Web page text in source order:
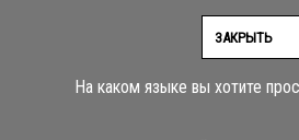
На каком языке вы хотите
ЗАКРЫТЬ